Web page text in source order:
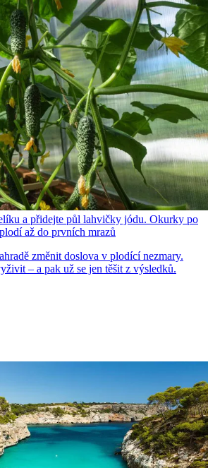
a přidejte půl lahvičky jódu. Okurky po
až do prvních mrazů
změnit doslova v plodící nezmary.
– a pak už se jen těšit z výsledků.